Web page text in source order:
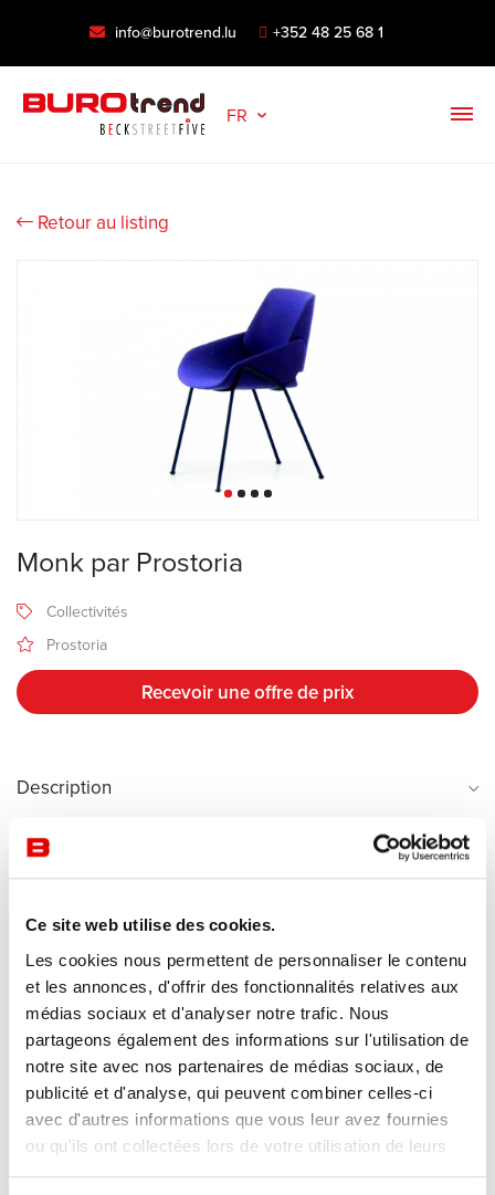
Ce site web utilise des cookies.
Les cookies nous permettent de personnaliser le contenu
et les annonces, d'offrir des fonctionnalités relatives aux
médias sociaux et d'analyser notre trafic. Nous
partageons également des informations sur l'utilisation de
notre site avec nos partenaires de médias sociaux, de
publicité et d'analyse, qui peuvent combiner celles-ci
avec d'autres informations que vous leur avez fournies
ou qu'ils ont collectées lors de votre utilisation de leurs
services.
info@burotrend.lu +352 48 25 68 1
FR
Retour au listing
Monk par Prostoria
Collectivités
Prostoria
Recevoir une offre de prix
Description
Fabricant Prostoria
régionale et le design contemporain. A l’origine, la chaise et le
fauteuil étaient désignés pour la rénovation d’une icône de
l’architecture, le Palace Hotel à Dubrovnik. Les assises étaient
également un hommage à la chaise populaire Lupina, un classique
créé par Niko Kralj. L’idée était de trouver l’harmonie au niveau de
la jonction des deux éléments arrondis, en premier l’assise se
développant en accoudoir et en second le dossier. Ceci s’exprime
par deux coques rembourrées et montées sur des piétements
variés.